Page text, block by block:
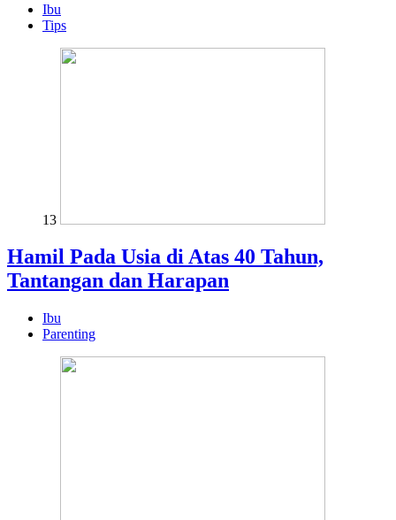
Ibu
Tips
13
Hamil Pada Usia di Atas 40 Tahun,
Tantangan dan Harapan
Ibu
Parenting